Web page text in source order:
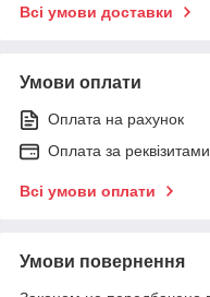
Всі умови доставки
Умови оплати
Оплата на рахунок
Оплата за реквізитами
Всі умови оплати
Умови повернення